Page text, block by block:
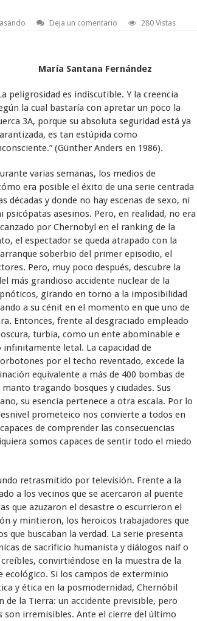
Deja un comentario 280 Vistas
María Santana Fernández
peligrosidad es indiscutible. Y la creencia
la cual bastaría con apretar un poco la
3A, porque su absoluta seguridad está ya
es tan estúpida como
(Günther Anders en 1986).
varias semanas, los medios de
era posible el éxito de una serie centrada
décadas y donde no hay escenas de sexo, ni
asesinos. Pero, en realidad, no era
por Chernobyl en el ranking de la
el espectador se queda atrapado con la
soberbio del primer episodio, el
Pero, muy poco después, descubre la
más grandioso accidente nuclear de la
girando en torno a la imposibilidad
a su cénit en el momento en que uno de
Entonces, frente al desgraciado empleado
turbia, como un ente abominable e
letal. La capacidad de
por el techo reventado, excede la
equivalente a más de 400 bombas de
tragando bosques y ciudades. Sus
su esencia pertenece a otra escala. Por lo
prometeico nos convierte a todos en
de comprender las consecuencias
somos capaces de sentir todo el miedo
retrasmitido por televisión. Frente a la
a los vecinos que se acercaron al puente
que azuzaron el desastre o escurrieron el
y mintieron, los heroicos trabajadores que
que buscaban la verdad. La serie presenta
de sacrificio humanista y diálogos naif o
convirtiéndose en la muestra de la
ecológico. Si los campos de exterminio
y ética en la posmodernidad, Chernóbil
la Tierra: un accidente previsible, pero
son irremisibles. Ante el cierre del último